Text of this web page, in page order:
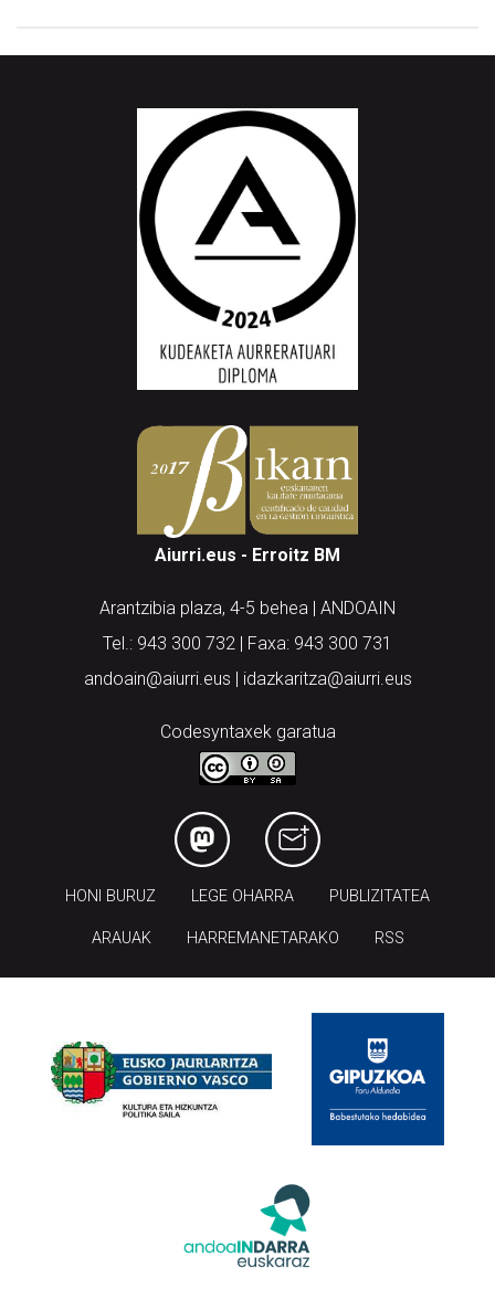
Aiurri.eus - Erroitz BM
Arantzibia plaza, 4-5 behea | ANDOAIN
Tel.: 943 300 732 | Faxa: 943 300 731
andoain@aiurri.eus | idazkaritza@aiurri.eus
Codesyntaxek garatua
HONI BURUZ LEGE OHARRA PUBLIZITATEA
ARAUAK HARREMANETARAKO RSS